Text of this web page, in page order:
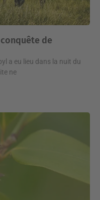
de
a eu lieu dans la nuit du
ne